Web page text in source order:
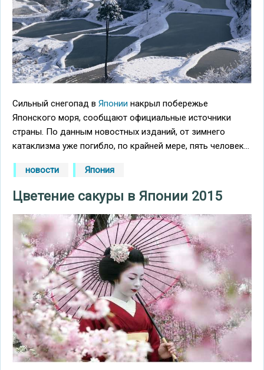
Сильный снегопад в Японии накрыл побережье
Японского моря, сообщают официальные источники
страны. По данным новостных изданий, от зимнего
катаклизма уже погибло, по крайней мере, пять человек...
новости Япония
Цветение сакуры в Японии 2015